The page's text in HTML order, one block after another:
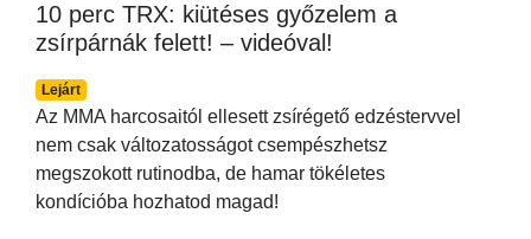
10 perc TRX: kiütéses győzelem a
zsírpárnák felett! – videóval!
Lejárt
Az MMA harcosaitól ellesett zsírégető edzéstervvel
nem csak változatosságot csempészhetsz
megszokott rutinodba, de hamar tökéletes
kondícióba hozhatod magad!